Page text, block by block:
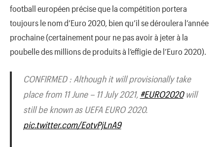
football européen précise que la compétition portera
toujours le nom d’Euro 2020, bien qu’il se déroulera l’année
prochaine (certainement pour ne pas avoir à jeter à la
poubelle des millions de produits à l’effigie de l’Euro 2020).
CONFIRMED : Although it will provisionally take
place from 11 June – 11 July 2021, #EURO2020will
still be known as UEFA EURO 2020.
pic.twitter.com/EotvPjLnA9